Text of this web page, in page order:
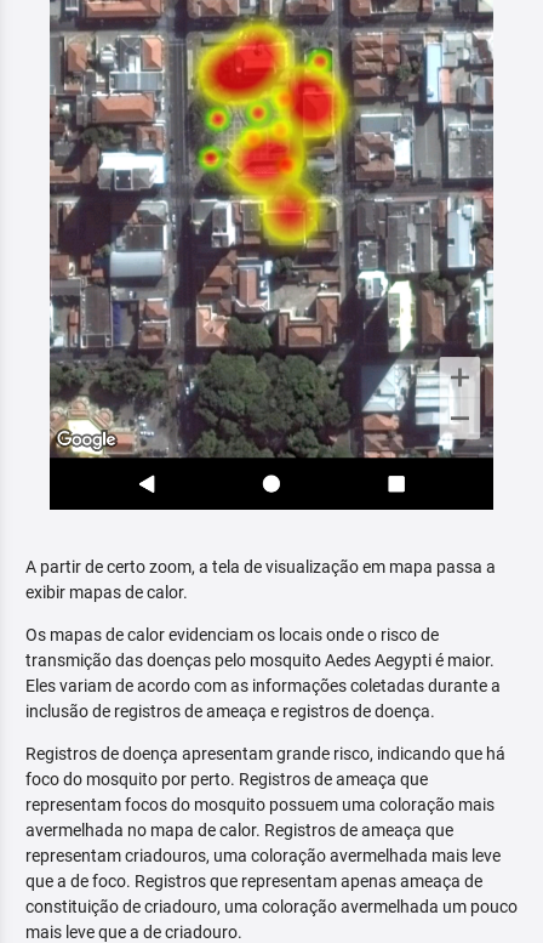
A partir de certo zoom, a tela de visualização em mapa passa a
exibir mapas de calor.
Os mapas de calor evidenciam os locais onde o risco de
transmição das doenças pelo mosquito Aedes Aegypti é maior.
Eles variam de acordo com as informações coletadas durante a
inclusão de registros de ameaça e registros de doença.
Registros de doença apresentam grande risco, indicando que há
foco do mosquito por perto. Registros de ameaça que
representam focos do mosquito possuem uma coloração mais
avermelhada no mapa de calor. Registros de ameaça que
representam criadouros, uma coloração avermelhada mais leve
que a de foco. Registros que representam apenas ameaça de
constituição de criadouro, uma coloração avermelhada um pouco
mais leve que a de criadouro.